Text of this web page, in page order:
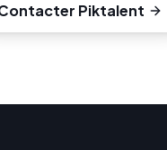
Piktalent